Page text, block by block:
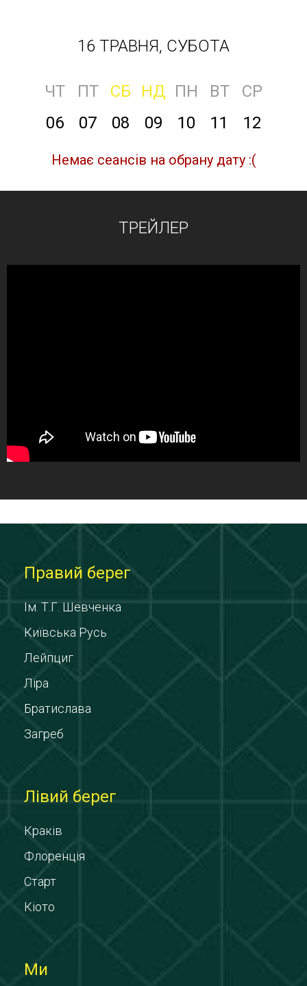
16 ТРАВНЯ, СУБОТА
ЧТ ПТ СБ НД ПН ВТ
СР
06
07 08 09 10 11 12
Немає сеансів на обрану дату :(
ТРЕЙЛЕР
Правий берег
Ім. Т.Г. Шевченка
Київська Русь
Лейпциг
Ліра
Братислава
Загреб
Лівий берег
Краків
Флоренція
Старт
Кіото
Ми